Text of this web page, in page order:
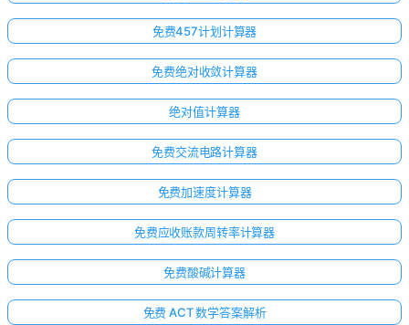
免费457计划计算器
免费绝对收敛计算器
绝对值计算器
免费交流电路计算器
免费加速度计算器
免费应收账款周转率计算器
免费酸碱计算器
免费 ACT 数学答案解析